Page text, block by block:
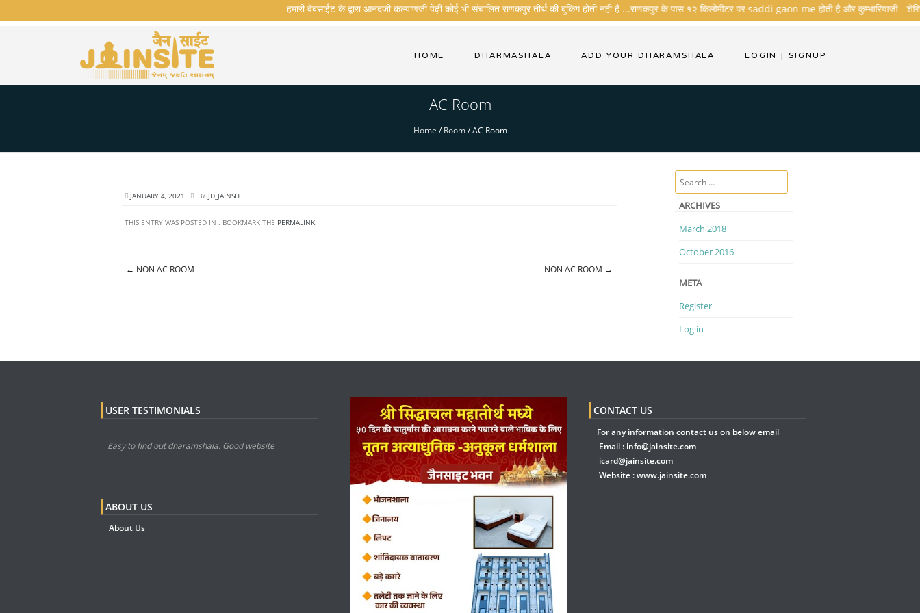
हमारी वेबसाईट के द्वारा आनंदजी कल्याणजी पेढ़ी कोई भी संचालित राणकपुर तीर्थ की बुकिंग होती नही है ...राणकपुर के पास १२ किलोमीटर पर saddi gaon me होती है और कुम्भारियाजी - शेरिशा
HOME DHARMASHALA ADD YOUR DHARAMSHALA LOGIN | SIGNUP
AC Room
Home /Room/AC Room
JANUARY 4, 2021 BY JD_JAINSITE
THIS ENTRY WAS POSTED IN . BOOKMARK THE PERMALINK.
← NON AC ROOM NON AC ROOM →
Search
ARCHIVES
March 2018
October 2016
META
Register
Log in
USER TESTIMONIALS
Easy to find out dharamshala. Good website
ABOUT US
About Us
CONTACT US
For any information contact us on below email
Email : info@jainsite.com
icard@jainsite.com
Website :www.jainsite.com